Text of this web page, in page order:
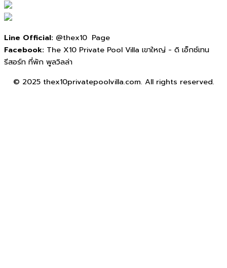
Line Official: @thex10 Page
Facebook: The X10 Private Pool Villa เขาใหญ่ - ดิ เอ็กซ์เทน
รีสอร์ท ที่พัก พูลวิลล่า
© 2025 thex10privatepoolvilla.com. All rights reserved.